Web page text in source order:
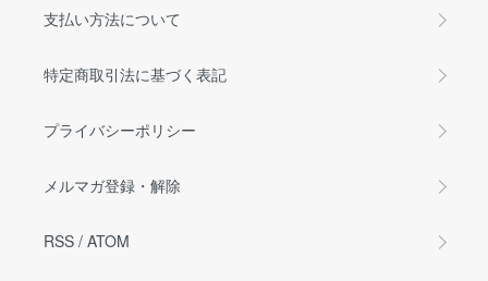
支払い方法について
特定商取引法に基づく表記
プライバシーポリシー
メルマガ登録・解除
RSS / ATOM